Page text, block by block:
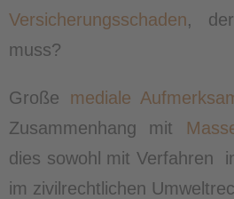
Versicherungsschaden,
muss?
Große mediale
Zusammenhang mit
dies sowohl mit Verfahren
im zivilrechtlichen